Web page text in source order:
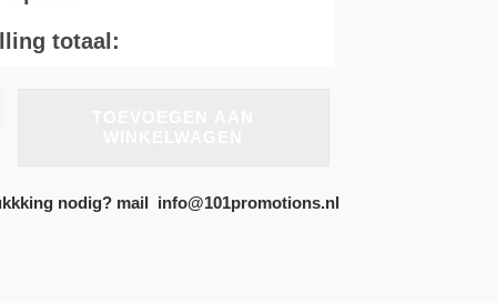
totaal:
nodig? mail info@101promotions.nl